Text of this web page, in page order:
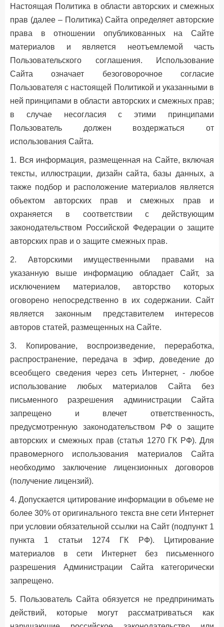
Настоящая Политика в области авторских и смежных
прав (далее – Политика) Cайта определяет авторские
права в отношении опубликованных на Сайте
материалов и является неотъемлемой часть
Пользовательского соглашения. Использование
Сайта означает безоговорочное согласие
Пользователя с настоящей Политикой и указанными в
ней принципами в области авторских и смежных прав;
в случае несогласия с этими принципами
Пользователь должен воздержаться от
использования Сайта.
1. Вся информация, размещенная на Сайте, включая
тексты, иллюстрации, дизайн сайта, базы данных, а
также подбор и расположение материалов является
объектом авторских прав и смежных прав и
охраняется в соответствии с действующим
законодательством Российской Федерации о защите
авторских прав и о защите смежных прав.
2. Авторскими имущественными правами на
указанную выше информацию обладает Сайт, за
исключением материалов, авторство которых
оговорено непосредственно в их содержании. Сайт
является законным представителем интересов
авторов статей, размещенных на Сайте.
3. Копирование, воспроизведение, переработка,
распространение, передача в эфир, доведение до
всеобщего сведения через сеть Интернет, - любое
использование любых материалов Сайта без
письменного разрешения администрации Сайта
запрещено и влечет ответственность,
предусмотренную законодательством РФ о защите
авторских и смежных прав (статья 1270 ГК РФ). Для
правомерного использования материалов Сайта
необходимо заключение лицензионных договоров
(получение лицензий).
4. Допускается цитирование информации в объеме не
более 30% от оригинального текста вне сети Интернет
при условии обязательной ссылки на Сайт (подпункт 1
пункта 1 статьи 1274 ГК РФ). Цитирование
материалов в сети Интернет без письменного
разрешения Администрации Сайта категорически
запрещено.
5. Пользователь Сайта обязуется не предпринимать
действий, которые могут рассматриваться как